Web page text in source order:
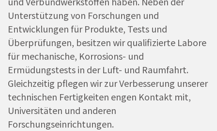
Unterstützung von Forschungen und
Entwicklungen für Produkte, Tests und
Überprüfungen, besitzen wir qualifizierte Labore
für mechanische, Korrosions- und
Ermüdungstests in der Luft- und Raumfahrt.
Gleichzeitig pflegen wir zur Verbesserung unserer
technischen Fertigkeiten engen Kontakt mit,
Universitäten und anderen
Forschungseinrichtungen.